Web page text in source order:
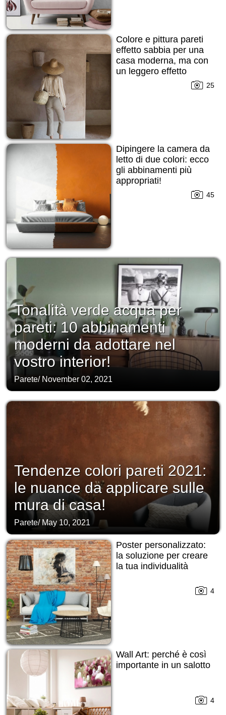
Colore e pittura pareti
effetto sabbia per una
casa moderna, ma con
un leggero effetto
25
Dipingere la camera da
letto di due colori: ecco
gli abbinamenti più
appropriati!
45
Tonalità verde acqua per
pareti: 10 abbinamenti
moderni da adottare nel
vostro interior!
Parete/ November 02, 2021
Tendenze colori pareti 2021:
le nuance da applicare sulle
mura di casa!
Parete/ May 10, 2021
Poster personalizzato:
la soluzione per creare
la tua individualità
4
Wall Art: perché è così
importante in un salotto
4